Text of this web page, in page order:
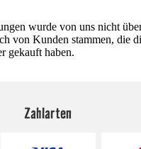
wurde von uns nicht
von Kunden stammen, die
gekauft haben.
Zahlarten